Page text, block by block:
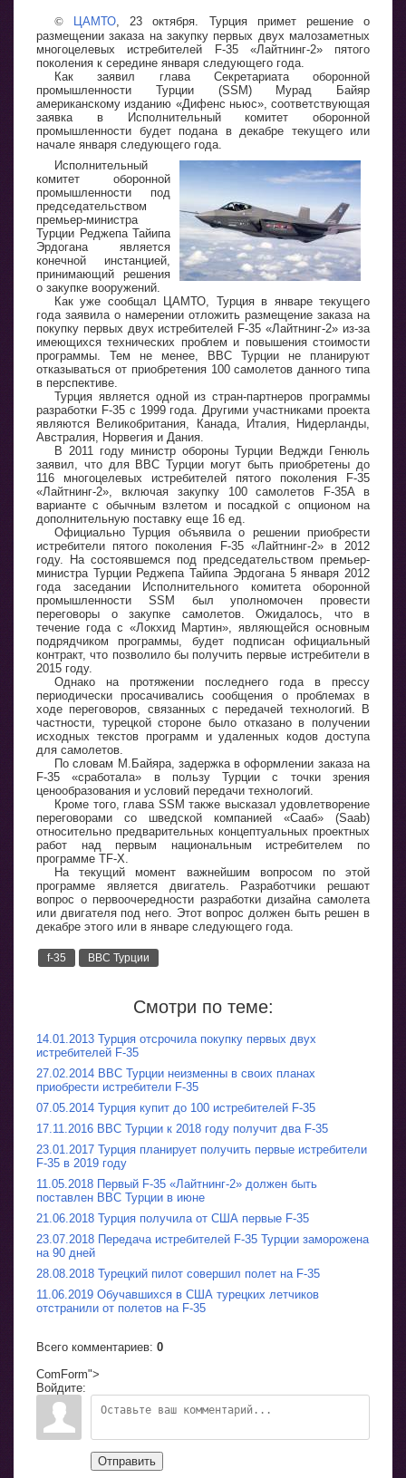
© ЦАМТО , 23 октября. Турция примет решение о
размещении заказа на закупку первых двух малозаметных
многоцелевых истребителей F-35 «Лайтнинг-2» пятого
поколения к середине января следующего года.
Как заявил глава Секретариата оборонной
промышленности Турции (SSM) Мурад Байяр
американскому изданию «Дифенс ньюс», соответствующая
заявка в Исполнительный комитет оборонной
промышленности будет подана в декабре текущего или
начале января следующего года.
Исполнительный
комитет оборонной
промышленности под
председательством
премьер-министра
Турции Реджепа Тайипа
Эрдогана является
конечной инстанцией,
принимающий решения
о закупке вооружений.
Как уже сообщал ЦАМТО, Турция в январе текущего
года заявила о намерении отложить размещение заказа на
покупку первых двух истребителей F-35 «Лайтнинг-2» из-за
имеющихся технических проблем и повышения стоимости
программы. Тем не менее, ВВС Турции не планируют
отказываться от приобретения 100 самолетов данного типа
в перспективе.
Турция является одной из стран-партнеров программы
разработки F-35 с 1999 года. Другими участниками проекта
являются Великобритания, Канада, Италия, Нидерланды,
Австралия, Норвегия и Дания.
В 2011 году министр обороны Турции Веджди Генюль
заявил, что для ВВС Турции могут быть приобретены до
116 многоцелевых истребителей пятого поколения F-35
«Лайтнинг-2», включая закупку 100 самолетов F-35A в
варианте с обычным взлетом и посадкой с опционом на
дополнительную поставку еще 16 ед.
Официально Турция объявила о решении приобрести
истребители пятого поколения F-35 «Лайтнинг-2» в 2012
году. На состоявшемся под председательством премьер-
министра Турции Реджепа Тайипа Эрдогана 5 января 2012
года заседании Исполнительного комитета оборонной
промышленности SSM был уполномочен провести
переговоры о закупке самолетов. Ожидалось, что в
течение года с «Локхид Мартин», являющейся основным
подрядчиком программы, будет подписан официальный
контракт, что позволило бы получить первые истребители в
2015 году.
Однако на протяжении последнего года в прессу
периодически просачивались сообщения о проблемах в
ходе переговоров, связанных с передачей технологий. В
частности, турецкой стороне было отказано в получении
исходных текстов программ и удаленных кодов доступа
для самолетов.
По словам М.Байяра, задержка в оформлении заказа на
F-35 «сработала» в пользу Турции с точки зрения
ценообразования и условий передачи технологий.
Кроме того, глава SSM также высказал удовлетворение
переговорами со шведской компанией «Сааб» (Saab)
относительно предварительных концептуальных проектных
работ над первым национальным истребителем по
программе TF-X.
На текущий момент важнейшим вопросом по этой
программе является двигатель. Разработчики решают
вопрос о первоочередности разработки дизайна самолета
или двигателя под него. Этот вопрос должен быть решен в
декабре этого или в январе следующего года.
f-35 ВВС Турции
Смотри по теме:
14.01.2013 Турция отсрочила покупку первых двух
истребителей F-35
27.02.2014 ВВС Турции неизменны в своих планах
приобрести истребители F-35
07.05.2014 Турция купит до 100 истребителей F-35
17.11.2016 ВВС Турции к 2018 году получит два F-35
23.01.2017 Турция планирует получить первые истребители
F-35 в 2019 году
11.05.2018 Первый F-35 «Лайтнинг-2» должен быть
поставлен ВВС Турции в июне
21.06.2018 Турция получила от США первые F-35
23.07.2018 Передача истребителей F-35 Турции заморожена
на 90 дней
28.08.2018 Турецкий пилот совершил полет на F-35
11.06.2019 Обучавшихся в США турецких летчиков
отстранили от полетов на F-35
Всего комментариев: 0
ComForm">
Войдите:
Отправить